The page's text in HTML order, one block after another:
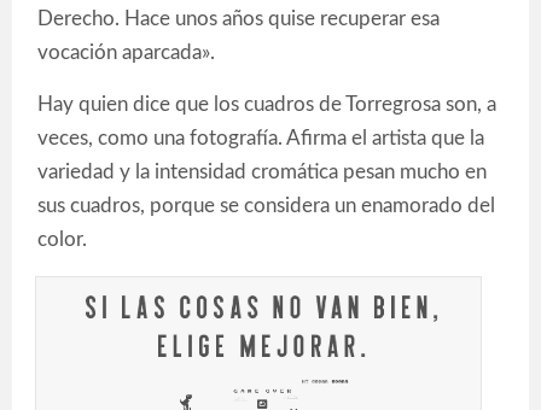
Derecho. Hace unos años quise recuperar esa
vocación aparcada».
Hay quien dice que los cuadros de Torregrosa son, a
veces, como una fotografía. Afirma el artista que la
variedad y la intensidad cromática pesan mucho en
sus cuadros, porque se considera un enamorado del
color.